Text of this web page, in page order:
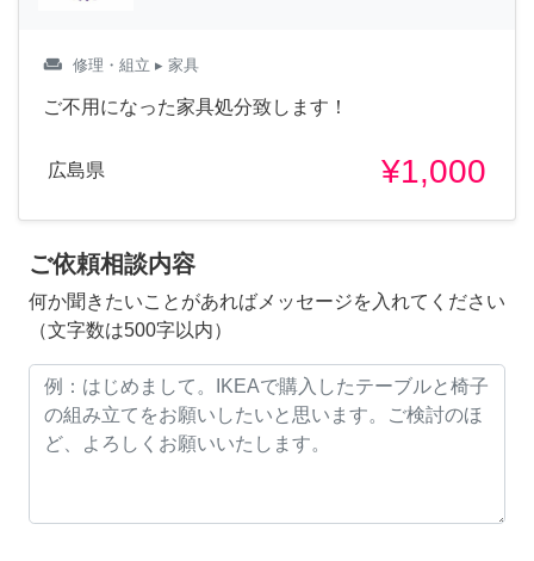
weekend 修理・組立 ▸ 家具
ご不用になった家具処分致します！
広島県 ¥1,000
ご依頼相談内容
何か聞きたいことがあればメッセージを入れてください
（文字数は500字以内）